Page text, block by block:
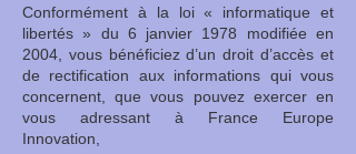
Conformément à la loi « informatique et
libertés » du 6 janvier 1978 modifiée en
2004, vous bénéficiez d’un droit d’accès et
de rectification aux informations qui vous
concernent, que vous pouvez exercer en
vous adressant à France Europe
Innovation,